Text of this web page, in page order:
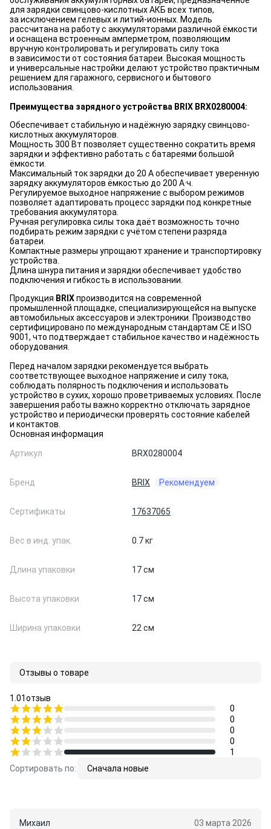
для зарядки свинцово-кислотных АКБ всех типов,
за исключением гелевых и литий-ионных. Модель
рассчитана на работу с аккумуляторами различной ёмкости
и оснащена встроенным амперметром, позволяющим
вручную контролировать и регулировать силу тока
в зависимости от состояния батареи. Высокая мощность
и универсальные настройки делают устройство практичным
решением для гаражного, сервисного и бытового
использования.
Преимущества зарядного устройства BRIX BRX0280004:
Обеспечивает стабильную и надёжную зарядку свинцово-
кислотных аккумуляторов.
Мощность 300 Вт позволяет существенно сократить время
зарядки и эффективно работать с батареями большой
ёмкости.
Максимальный ток зарядки до 20 А обеспечивает уверенную
зарядку аккумуляторов ёмкостью до 200 А·ч.
Регулируемое выходное напряжение с выбором режимов
позволяет адаптировать процесс зарядки под конкретные
требования аккумулятора.
Ручная регулировка силы тока даёт возможность точно
подбирать режим зарядки с учётом степени разряда
батареи.
Компактные размеры упрощают хранение и транспортировку
устройства.
Длина шнура питания и зарядки обеспечивает удобство
подключения и гибкость в использовании.
Продукция BRIXпроизводится на современной
промышленной площадке, специализирующейся на выпуске
автомобильных аксессуаров и электроники. Производство
сертифицировано по международным стандартам CE и ISO
9001, что подтверждает стабильное качество и надёжность
оборудования.
Перед началом зарядки рекомендуется выбрать
соответствующее выходное напряжение и силу тока,
соблюдать полярность подключения и использовать
устройство в сухих, хорошо проветриваемых условиях. После
завершения работы важно корректно отключать зарядное
устройство и периодически проверять состояние кабелей
и контактов.
Основная информация
Артикул
BRX0280004
Бренд BRIX Рекомендуем
Сертификаты 17637065
Вес в инд. упак. 0.7 кг
Длина упаковки 17 см
Высота упаковки 17 см
Ширина упаковки 22 см
Отзывы о товаре
1.01отзыв
0
0
0
0
1
Сортировать по:
Сначала новые
Михаил
03 марта 2026